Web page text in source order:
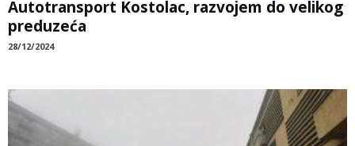
Autotransport Kostolac, razvojem do velikog
preduzeća
28/12/2024